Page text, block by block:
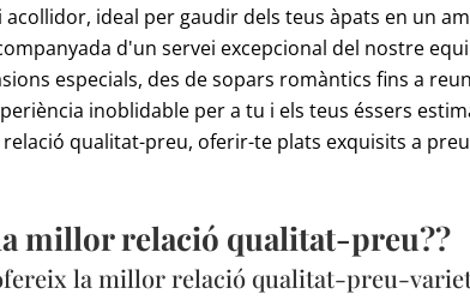
ideal per gaudir dels teus àpats en un
d'un servei excepcional del nostre
especials, des de sopars romàntics fins a
inoblidable per a tu i els teus éssers
relació qualitat-preu, oferir-te plats exquisits a
millor relació qualitat-preu??
la millor relació qualitat-preu-